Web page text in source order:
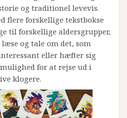
og traditionel levevis.
flere forskellige tekstbokse
til forskellige aldersgrupper,
og tale om det, som
eller hæfter sig
for at rejse ud i
klogere.